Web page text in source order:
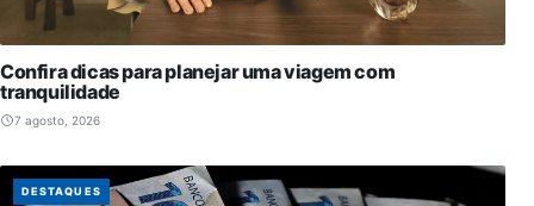
Confira dicas para planejar uma viagem com
tranquilidade
7 agosto, 2026
DESTAQUES